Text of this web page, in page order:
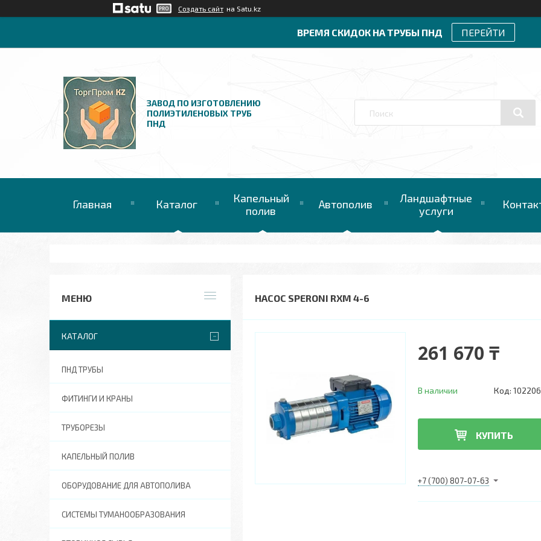
Создать сайт на Satu.kz
ВРЕМЯ СКИДОК НА ТРУБЫ ПНД ПЕРЕЙТИ
ЗАВОД ПО ИЗГОТОВЛЕНИЮ
ПОЛИЭТИЛЕНОВЫХ ТРУБ
ПНД
Главная Каталог
Капельный
полив
Автополив
Ландшафтные
услуги
НАСОС SPERONI RXM 4-6
261 670 ₸
В наличии Код:
КУПИТЬ
+7 (700) 807-07-63
КАТАЛОГ
ПНД ТРУБЫ
ФИТИНГИ И КРАНЫ
ТРУБОРЕЗЫ
КАПЕЛЬНЫЙ ПОЛИВ
ОБОРУДОВАНИЕ ДЛЯ АВТОПОЛИВА
СИСТЕМЫ ТУМАНООБРАЗОВАНИЯ